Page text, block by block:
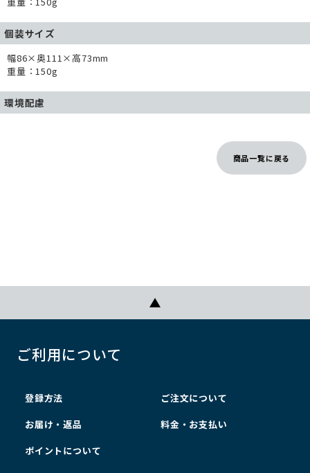
個装サイズ
幅86×奥111×高73mm
重量：150g
環境配慮
商品一覧に戻る
ご利用について
登録方法 ご注文について
お届け・返品 料金・お支払い
ポイントについて